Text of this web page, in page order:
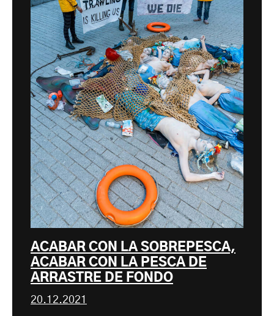
ACABAR CON LA SOBREPESCA,
ACABAR CON LA PESCA DE
ARRASTRE DE FONDO
20.12.2021